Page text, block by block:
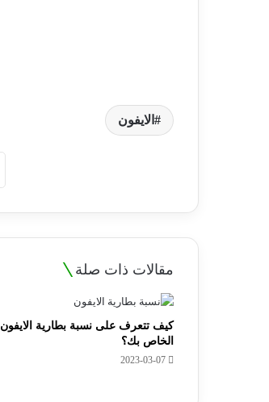
الايفون
مقالات ذات صلة
كيف تتعرف على نسبة بطارية الايفون
الخاص بك؟
2023-03-07